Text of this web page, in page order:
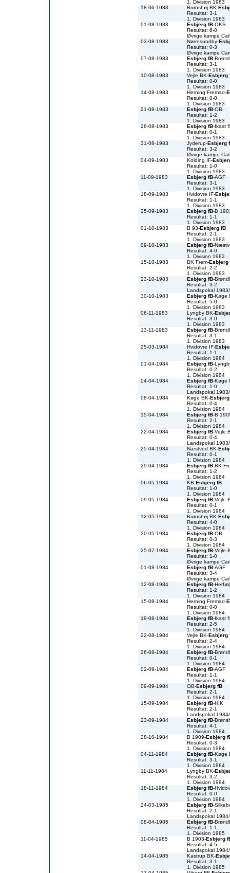
1. Division 1983
18-06-1983
Brønshøj BK-
Resultat: 3-1
1. Division 1983
01-08-1983
Esbjerg fB-OKS
Resultat: 6-0
Øvrige kampe
03-08-1983
Nørresundby-
Resultat: 0-3
Øvrige kampe
07-08-1983
Esbjerg fB-
Resultat: 3-1
1. Division 1983
10-08-1983
Vejle BK-Esbjerg
Resultat: 0-0
1. Division 1983
14-08-1983
Herning Fremad-
Resultat: 0-0
1. Division 1983
21-08-1983
Esbjerg fB-OB
Resultat: 1-2
1. Division 1983
28-08-1983
Esbjerg fB-Ikast
Resultat: 0-1
1. Division 1983
31-08-1983
Jyderup-Esbjerg
Resultat: 3-2
Øvrige kampe
04-09-1983
Kolding IF-
Resultat: 1-0
1. Division 1983
11-09-1983
Esbjerg fB-AGF
Resultat: 3-1
1. Division 1983
18-09-1983
Hvidovre IF-
Resultat: 1-1
1. Division 1983
25-09-1983
Esbjerg fB-B
Resultat: 1-1
1. Division 1983
01-10-1983
B 93-Esbjerg fB
Resultat: 2-1
1. Division 1983
09-10-1983
Esbjerg fB-
Resultat: 4-0
1. Division 1983
15-10-1983
BK Frem-Esbjerg
Resultat: 2-2
1. Division 1983
23-10-1983
Esbjerg fB-
Resultat: 3-2
Landspokal
30-10-1983
Esbjerg fB-Køge
Resultat: 5-0
1. Division 1983
06-11-1983
Lyngby BK-
Resultat: 3-0
1. Division 1983
13-11-1983
Esbjerg fB-
Resultat: 3-1
1. Division 1983
25-03-1984
Hvidovre IF-
Resultat: 1-1
1. Division 1984
01-04-1984
Esbjerg fB-
Resultat: 0-2
1. Division 1984
04-04-1984
Esbjerg fB-Køge
Resultat: 1-0
Landspokal
08-04-1984
Køge BK-
Resultat: 0-4
1. Division 1984
15-04-1984
Esbjerg fB-B
Resultat: 2-1
1. Division 1984
22-04-1984
Esbjerg fB-Vejle
Resultat: 0-4
Landspokal
25-04-1984
Næstved BK-
Resultat: 0-1
1. Division 1984
29-04-1984
Esbjerg fB-BK
Resultat: 1-2
1. Division 1984
06-05-1984
KB-Esbjerg fB
Resultat: 1-0
1. Division 1984
09-05-1984
Esbjerg fB-Vejle
Resultat: 0-1
1. Division 1984
12-05-1984
Brønshøj BK-
Resultat: 4-0
1. Division 1984
20-05-1984
Esbjerg fB-OB
Resultat: 0-3
1. Division 1984
25-07-1984
Esbjerg fB-Vejle
Resultat: 1-0
Øvrige kampe
01-08-1984
Esbjerg fB-AGF
Resultat: 3-4
Øvrige kampe
12-08-1984
Esbjerg fB-
Resultat: 1-2
1. Division 1984
15-08-1984
Herning Fremad-
Resultat: 0-0
1. Division 1984
19-08-1984
Esbjerg fB-Ikast
Resultat: 2-5
1. Division 1984
22-08-1984
Vejle BK-Esbjerg
Resultat: 2-4
1. Division 1984
26-08-1984
Esbjerg fB-
Resultat: 0-1
1. Division 1984
02-09-1984
Esbjerg fB-AGF
Resultat: 1-1
1. Division 1984
09-09-1984
OB-Esbjerg fB
Resultat: 2-1
1. Division 1984
15-09-1984
Esbjerg fB-HIK
Resultat: 2-1
Landspokal
23-09-1984
Esbjerg fB-
Resultat: 4-1
1. Division 1984
28-10-1984
B 1909-Esbjerg
Resultat: 0-3
1. Division 1984
04-11-1984
Esbjerg fB-Køge
Resultat: 3-1
1. Division 1984
11-11-1984
Lyngby BK-
Resultat: 3-2
1. Division 1984
18-11-1984
Esbjerg fB-
Resultat: 0-0
1. Division 1984
24-03-1985
Esbjerg fB-
Resultat: 2-1
Landspokal
08-04-1985
Esbjerg fB-
Resultat: 1-1
1. Division 1985
11-04-1985
B 1903-Esbjerg
Resultat: 4-5
Landspokal
14-04-1985
Kastrup BK-
Resultat: 3-1
1. Division 1985